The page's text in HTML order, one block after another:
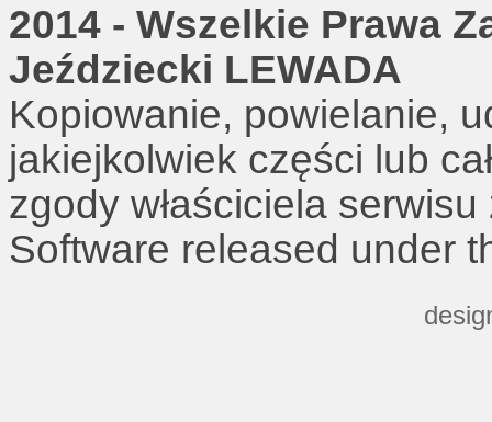
2014 - Wszelkie Prawa
Jeździecki LEWADA
Kopiowanie, powielanie,
jakiejkolwiek części lub
zgody właściciela
Software released under